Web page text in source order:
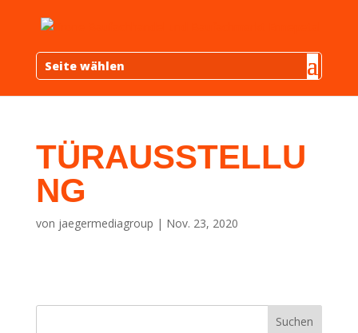
Seite wählen
TÜRAUSSTELLU
NG
von jaegermediagroup | Nov. 23, 2020